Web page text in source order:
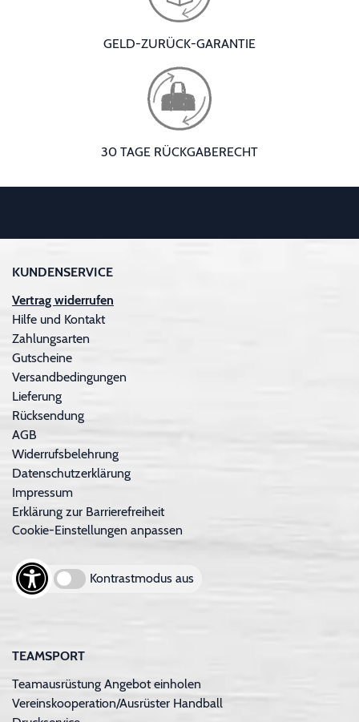
GELD-ZURÜCK-GARANTIE
30 TAGE RÜCKGABERECHT
KUNDENSERVICE
Vertrag widerrufen
Hilfe und Kontakt
Zahlungsarten
Gutscheine
Versandbedingungen
Lieferung
Rücksendung
AGB
Widerrufsbelehrung
Datenschutzerklärung
Impressum
Erklärung zur Barrierefreiheit
Cookie-Einstellungen anpassen
Kontrastmodus aus
TEAMSPORT
Teamausrüstung Angebot einholen
Vereinskooperation/Ausrüster Handball